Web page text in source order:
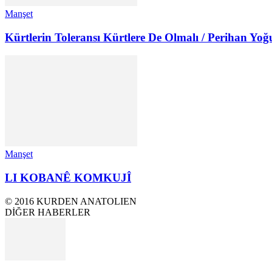
Manşet
Kürtlerin Toleransı Kürtlere De Olmalı / Perihan
Manşet
LI KOBANÊ KOMKUJÎ
© 2016 KURDEN ANATOLIEN
DİĞER HABERLER